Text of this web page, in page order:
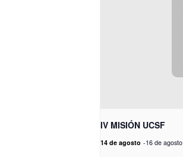
IV MISIÓN UCSF
14 de agosto -16 de agosto